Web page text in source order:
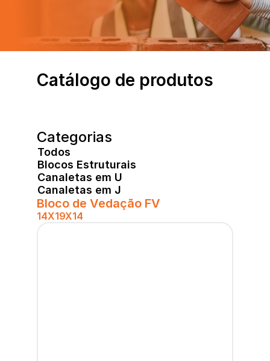
Catálogo de produtos
Bloco de Vedação FV
14X19X14
Categorias
Todos
Blocos Estruturais
Canaletas em U
Canaletas em J